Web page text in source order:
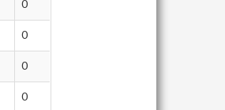
0
0
0
0